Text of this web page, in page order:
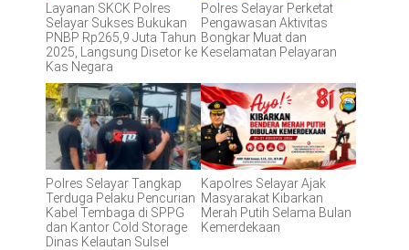
Layanan SKCK Polres
Selayar Sukses Bukukan
PNBP Rp265,9 Juta Tahun
2025, Langsung Disetor ke
Kas Negara
Polres Selayar Perketat
Pengawasan Aktivitas
Bongkar Muat dan
Keselamatan Pelayaran
Polres Selayar Tangkap
Terduga Pelaku Pencurian
Kabel Tembaga di SPPG
dan Kantor Cold Storage
Dinas Kelautan Sulsel
Kapolres Selayar Ajak
Masyarakat Kibarkan
Merah Putih Selama Bulan
Kemerdekaan